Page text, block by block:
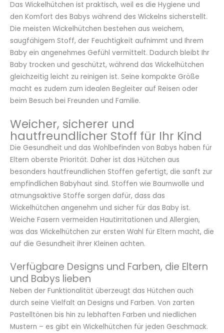
Das Wickelhütchen ist praktisch, weil es die Hygiene und
den Komfort des Babys während des Wickelns sicherstellt.
Die meisten Wickelhütchen bestehen aus weichem,
saugfähigem Stoff, der Feuchtigkeit aufnimmt und Ihrem
Baby ein angenehmes Gefühl vermittelt. Dadurch bleibt Ihr
Baby trocken und geschützt, während das Wickelhütchen
gleichzeitig leicht zu reinigen ist. Seine kompakte Größe
macht es zudem zum idealen Begleiter auf Reisen oder
beim Besuch bei Freunden und Familie.
Weicher, sicherer und
hautfreundlicher Stoff für Ihr Kind
Die Gesundheit und das Wohlbefinden von Babys haben für
Eltern oberste Priorität. Daher ist das Hütchen aus
besonders hautfreundlichen Stoffen gefertigt, die sanft zur
empfindlichen Babyhaut sind. Stoffen wie Baumwolle und
atmungsaktive Stoffe sorgen dafür, dass das
Wickelhütchen angenehm und sicher für das Baby ist.
Weiche Fasern vermeiden Hautirritationen und Allergien,
was das Wickelhütchen zur ersten Wahl für Eltern macht, die
auf die Gesundheit ihrer Kleinen achten.
Verfügbare Designs und Farben, die Eltern
und Babys lieben
Neben der Funktionalität überzeugt das Hütchen auch
durch seine Vielfalt an Designs und Farben. Von zarten
Pastelltönen bis hin zu lebhaften Farben und niedlichen
Mustern – es gibt ein Wickelhütchen für jeden Geschmack.